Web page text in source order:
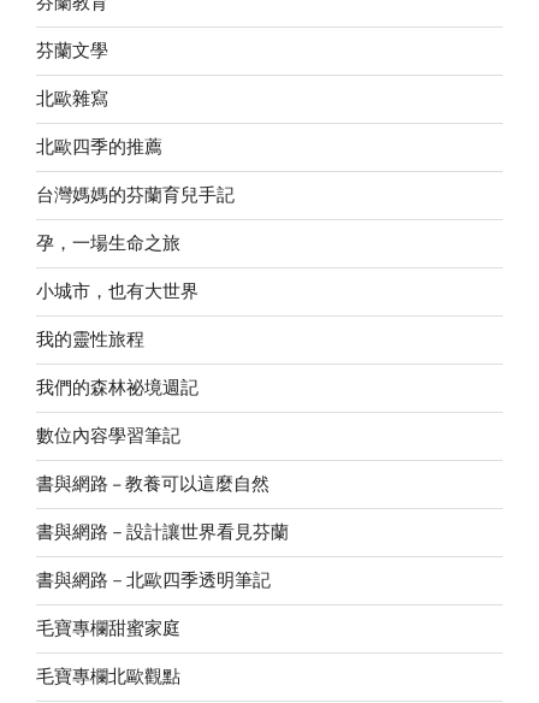
芬蘭文學
北歐雜寫
北歐四季的推薦
台灣媽媽的芬蘭育兒手記
孕，一場生命之旅
小城市，也有大世界
我的靈性旅程
我們的森林祕境週記
數位內容學習筆記
書與網路 – 教養可以這麼自然
書與網路－設計讓世界看見芬蘭
書與網路－北歐四季透明筆記
毛寶專欄甜蜜家庭
毛寶專欄北歐觀點